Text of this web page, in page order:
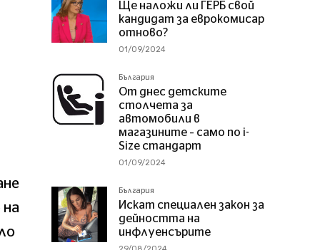
Ще наложи ли ГЕРБ свой
кандидат за еврокомисар
отново?
01/09/2024
България
От днес детските
столчета за
автомобили в
магазините – само по i-
Size стандарт
01/09/2024
България
Искат специален закон за
дейността на
инфлуенсърите